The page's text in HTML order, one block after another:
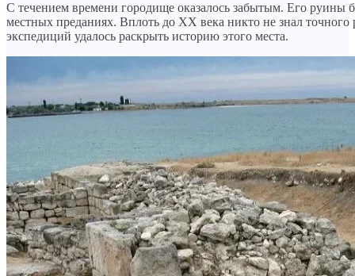
С течением времени городище оказалось забытым. Его
местных преданиях. Вплоть до XX века никто не знал
экспедиций удалось раскрыть историю этого места.